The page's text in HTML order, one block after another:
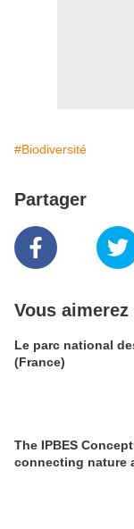
#Biodiversité
Partager
Vous aimerez
Le parc national
(France)
The IPBES
connecting nature